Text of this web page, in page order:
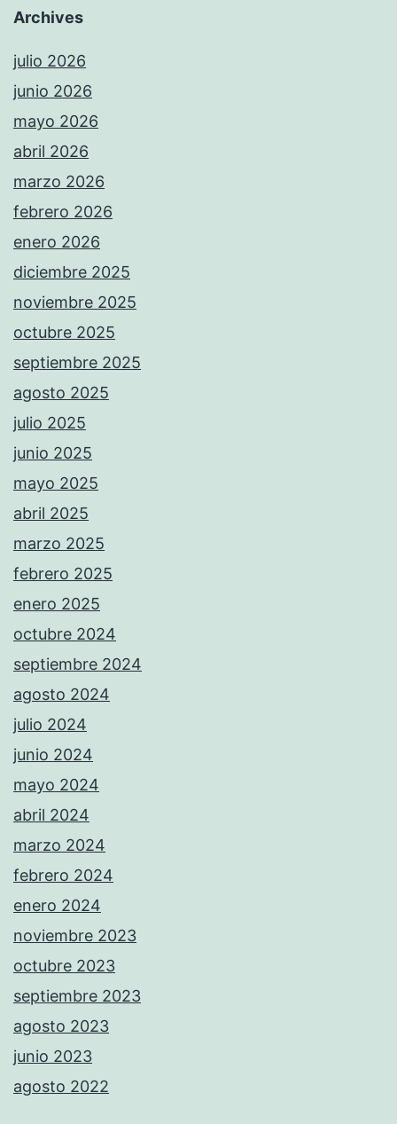
Archives
julio 2026
junio 2026
mayo 2026
abril 2026
marzo 2026
febrero 2026
enero 2026
diciembre 2025
noviembre 2025
octubre 2025
septiembre 2025
agosto 2025
julio 2025
junio 2025
mayo 2025
abril 2025
marzo 2025
febrero 2025
enero 2025
octubre 2024
septiembre 2024
agosto 2024
julio 2024
junio 2024
mayo 2024
abril 2024
marzo 2024
febrero 2024
enero 2024
noviembre 2023
octubre 2023
septiembre 2023
agosto 2023
junio 2023
agosto 2022